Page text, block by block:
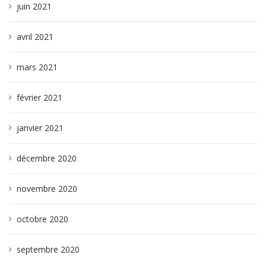
juin 2021
avril 2021
mars 2021
février 2021
janvier 2021
décembre 2020
novembre 2020
octobre 2020
septembre 2020